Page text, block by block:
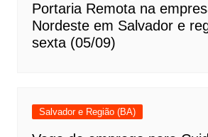
Portaria Remota na
Nordeste em Salvador e
sexta (05/09)
Salvador e Região (BA)